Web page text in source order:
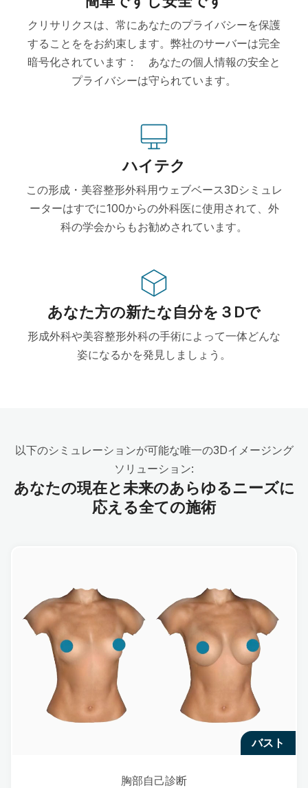
クリサリクスは、常にあなたのプライバシーを保護
することををお約束します。弊社のサーバーは完全
暗号化されています： あなたの個人情報の安全と
プライバシーは守られています。
ハイテク
この形成・美容整形外科用ウェブベース3Dシミュレ
ーターはすでに100からの外科医に使用されて、外
科の学会からもお勧めされています。
あなた方の新たな自分を３Dで
形成外科や美容整形外科の手術によって一体どんな
姿になるかを発見しましょう。
以下のシミュレーションが可能な唯一の3Dイメージング
ソリューション:
あなたの現在と未来のあらゆるニーズに
応える全ての施術
バスト
胸部自己診断